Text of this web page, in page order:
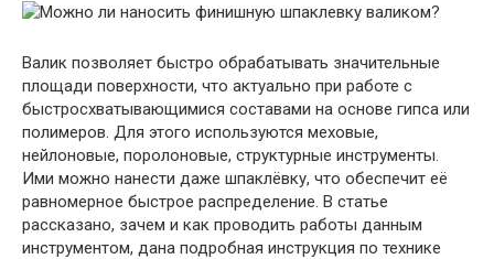
Валик позволяет быстро обрабатывать значительные
площади поверхности, что актуально при работе с
быстросхватывающимися составами на основе гипса или
полимеров. Для этого используются меховые,
нейлоновые, поролоновые, структурные инструменты.
Ими можно нанести даже шпаклёвку, что обеспечит её
равномерное быстрое распределение. В статье
рассказано, зачем и как проводить работы данным
инструментом, дана подробная инструкция по технике